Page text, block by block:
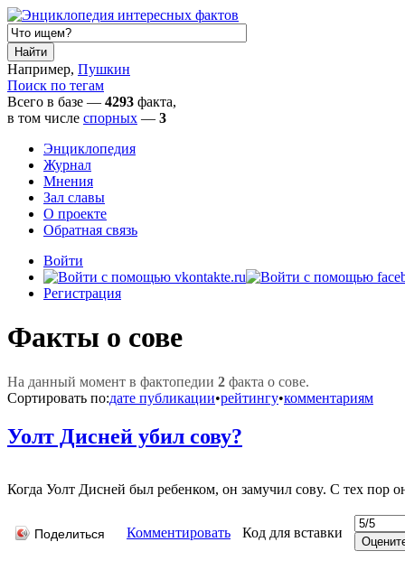
Например, Пушкин
Поиск по тегам
Всего в базе — 4293 факта,
в том числе спорных — 3
Энциклопедия
Журнал
Мнения
Зал славы
О проекте
Обратная связь
Войти
Регистрация
Факты о сове
На данный момент в фактопедии 2 факта о сове.
Сортировать по:дате публикации•рейтингу•комментариям
Уолт Дисней убил сову?
Когда Уолт Дисней был ребенком, он замyчил совy. С тех пор
Поделиться Комментировать Код для вставки